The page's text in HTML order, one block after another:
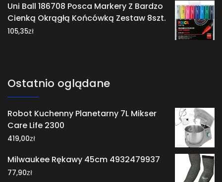
Uni Ball 186708 Posca Markery Z Bardzo
Cienką Okrągłą Końcówką Zestaw 8szt.
105,35zł
Ostatnio oglądane
Robot Kuchenny Planetarny 7L Mikser
Care Life 2300
419,00zł
Milwaukee Rękawy 45cm 4932479937
77,90zł